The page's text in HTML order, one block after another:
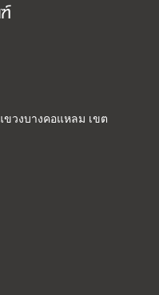
ขวงบางคอแหลม เขต